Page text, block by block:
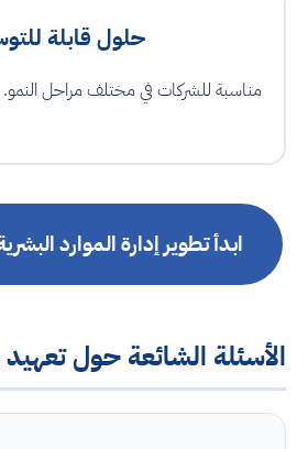
حلول قابلة
مناسبة للشركات في مختلف مراحل النمو.
ابدأ تطوير إدارة الموارد
الأسئلة الشائعة حول تعهيد